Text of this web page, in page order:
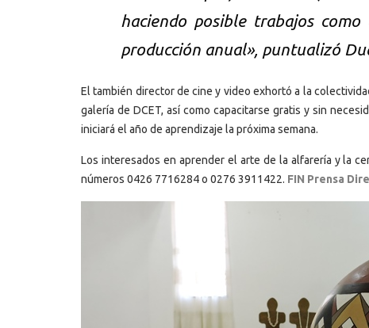
haciendo posible trabajos
producción anual», puntualizó
El también director de cine y video exhortó a la
galería de DCET, así como capacitarse gratis y sin
iniciará el año de aprendizaje la próxima semana.
Los interesados en aprender el arte de la alfarería y la
números 0426 7716284 o 0276 3911422. FIN Prensa